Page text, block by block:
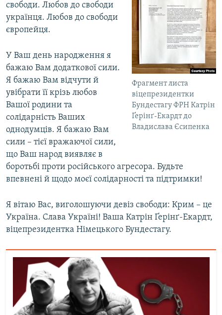
Фрагмент листа
віцепрезидентки
Бундестагу ФРН Катрін
Ґерінґ-Екардт до
Владислава Єсипенка
свободи. Любов до свободи
українця. Любов до свободи
європейця.
У Ваш день народження я
бажаю Вам додаткової сили.
Я бажаю Вам відчути й
увібрати її крізь любов
Вашої родини та
солідарність Ваших
однодумців. Я бажаю Вам
сили – тієї вражаючої сили,
що Ваш народ виявляє в
боротьбі проти російського агресора. Будьте
впевнені й щодо моєї солідарності та підтримки!
Я вітаю Вас, виголошуючи девіз свободи: Крим – це
Україна. Слава Україні! Ваша Катрін Ґерінґ-Екардт,
віцепрезидентка Німецького Бундестагу.